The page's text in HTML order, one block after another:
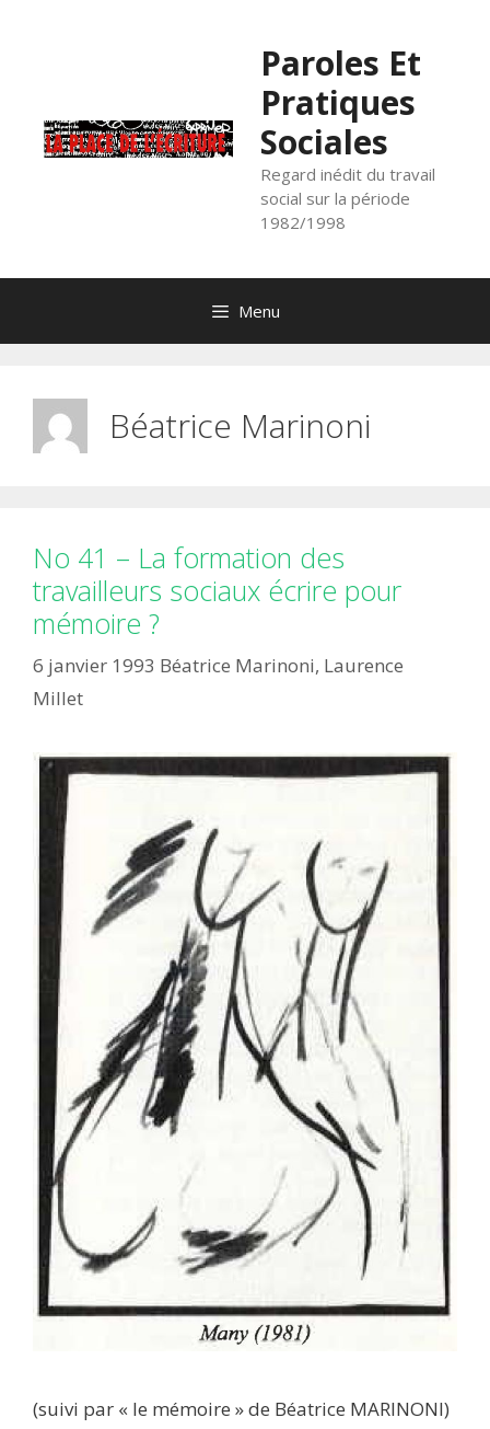
Paroles Et
Pratiques
Sociales
Regard inédit du travail
social sur la période
1982/1998
Menu
Béatrice Marinoni
No 41 – La formation des
travailleurs sociaux écrire pour
mémoire ?
6 janvier 1993 Béatrice Marinoni, Laurence
Millet
(suivi par « le mémoire » de Béatrice MARINONI)